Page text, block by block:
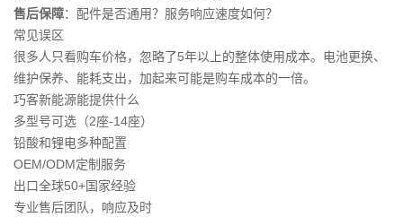
售后保障：配件是否通用？服务响应速度如何？
常见误区
很多人只看购车价格，忽略了5年以上的整体使用成本。电池更换、
维护保养、能耗支出，加起来可能是购车成本的一倍。
巧客新能源能提供什么
多型号可选（2座-14座）
铅酸和锂电多种配置
OEM/ODM定制服务
出口全球50+国家经验
专业售后团队，响应及时